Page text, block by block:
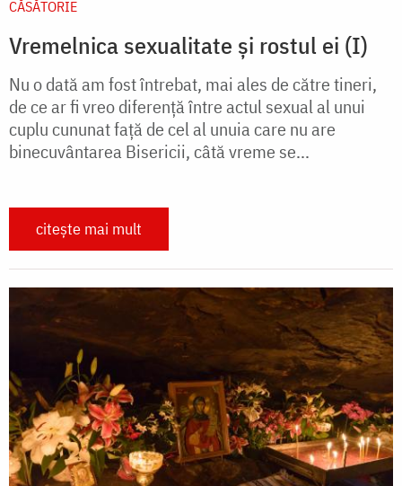
CĂSĂTORIE
Vremelnica sexualitate și rostul ei (I)
Nu o dată am fost întrebat, mai ales de către tineri,
de ce ar fi vreo diferență între actul sexual al unui
cuplu cununat față de cel al unuia care nu are
binecuvântarea Bisericii, câtă vreme se...
citește mai mult